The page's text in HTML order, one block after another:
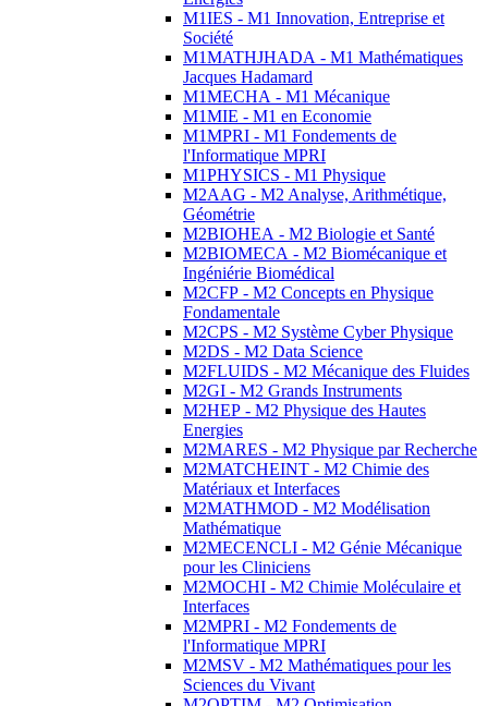
M1IES - M1 Innovation, Entreprise et
Société
M1MATHJHADA - M1 Mathématiques
Jacques Hadamard
M1MECHA - M1 Mécanique
M1MIE - M1 en Economie
M1MPRI - M1 Fondements de
l'Informatique MPRI
M1PHYSICS - M1 Physique
M2AAG - M2 Analyse, Arithmétique,
Géométrie
M2BIOHEA - M2 Biologie et Santé
M2BIOMECA - M2 Biomécanique et
Ingéniérie Biomédical
M2CFP - M2 Concepts en Physique
Fondamentale
M2CPS - M2 Système Cyber Physique
M2DS - M2 Data Science
M2FLUIDS - M2 Mécanique des Fluides
M2GI - M2 Grands Instruments
M2HEP - M2 Physique des Hautes
Energies
M2MARES - M2 Physique par Recherche
M2MATCHEINT - M2 Chimie des
Matériaux et Interfaces
M2MATHMOD - M2 Modélisation
Mathématique
M2MECENCLI - M2 Génie Mécanique
pour les Cliniciens
M2MOCHI - M2 Chimie Moléculaire et
Interfaces
M2MPRI - M2 Fondements de
l'Informatique MPRI
M2MSV - M2 Mathématiques pour les
Sciences du Vivant